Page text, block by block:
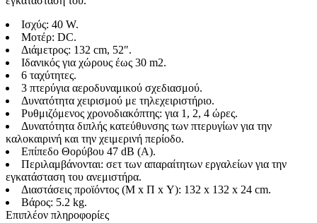
Ισχύς: 40 W.
Μοτέρ: DC.
Διάμετρος: 132 cm, 52″.
Ιδανικός για χώρους έως 30 m2.
6 ταχύτητες.
3 πτερύγια αεροδυναμικού σχεδιασμού.
Δυνατότητα χειρισμού με τηλεχειριστήριο.
Ρυθμιζόμενος χρονοδιακόπτης: για 1, 2, 4 ώρες.
Δυνατότητα διπλής κατεύθυνσης των πτερυγίων για την
καλοκαιρινή και την χειμερινή περίοδο.
Επίπεδο Θορύβου 47 dB (A).
Περιλαμβάνονται: σετ των απαραίτητων εργαλείων για την
εγκατάσταση του ανεμιστήρα.
Διαστάσεις προϊόντος (Μ x Π x Υ): 132 x 132 x 24 cm.
Βάρος: 5.2 kg.
Επιπλέον πληροφορίες